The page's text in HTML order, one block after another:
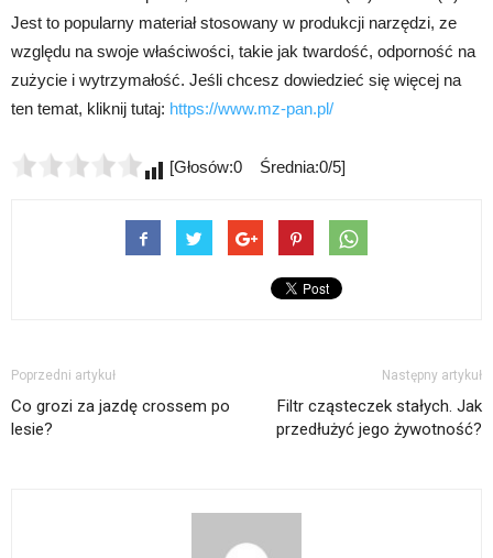
Jest to popularny materiał stosowany w produkcji narzędzi, ze
względu na swoje właściwości, takie jak twardość, odporność na
zużycie i wytrzymałość. Jeśli chcesz dowiedzieć się więcej na
ten temat, kliknij tutaj: https://www.mz-pan.pl/
[Głosów:0 Średnia:0/5]
Poprzedni artykuł
Co grozi za jazdę crossem po
lesie?
Następny artykuł
Filtr cząsteczek stałych. Jak
przedłużyć jego żywotność?